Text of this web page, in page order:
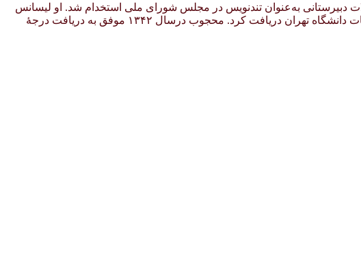
تحصیلات دبیرستانی به‌عنوان تندنویس در مجلس شورای ملی استخدام شد. او لیسانس
رشتهٔ علوم سیاسی را در سال ۱۳۲۶ از دانشکدهٔ حقوق و لیسانس رشتهٔ زبان و ادبیات فارسی را در سال ۱۳۳۳ از دانشکده ادبیات دانشگاه تهران دریافت کرد. محجوب درسال ۱۳۴۲ موفق به دریافت درجهٔ